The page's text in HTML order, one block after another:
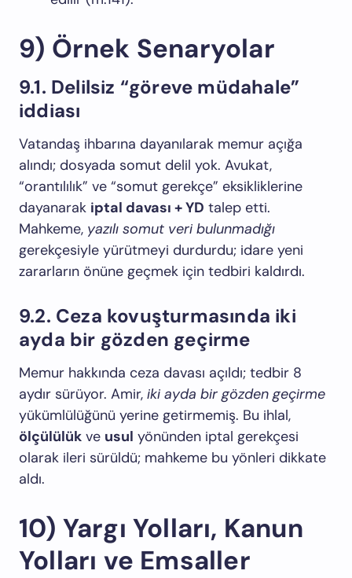
9) Örnek Senaryolar
9.1. Delilsiz “göreve müdahale”
iddiası
Vatandaş ihbarına dayanılarak memur açığa
alındı; dosyada somut delil yok. Avukat,
“orantılılık” ve “somut gerekçe” eksikliklerine
dayanarak iptal davası + YD talep etti.
Mahkeme, yazılı somut veri bulunmadığı
gerekçesiyle yürütmeyi durdurdu; idare yeni
zararların önüne geçmek için tedbiri kaldırdı.
9.2. Ceza kovuşturmasında iki
ayda bir gözden geçirme
Memur hakkında ceza davası açıldı; tedbir 8
aydır sürüyor. Amir, iki ayda bir gözden geçirme
yükümlülüğünü yerine getirmemiş. Bu ihlal,
ölçülülük ve usul yönünden iptal gerekçesi
olarak ileri sürüldü; mahkeme bu yönleri dikkate
aldı.
10) Yargı Yolları, Kanun
Yolları ve Emsaller